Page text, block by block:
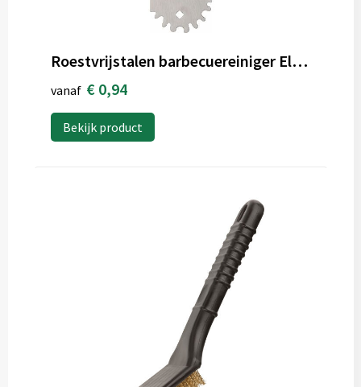
Roestvrijstalen barbecuereiniger Elara
vanaf € 0,94
Bekijk product